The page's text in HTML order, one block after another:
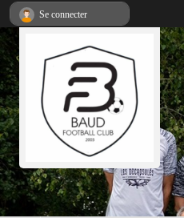
Se connecter
Panneau de gestion des cookies